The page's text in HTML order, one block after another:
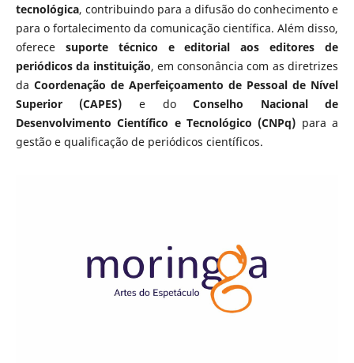
tecnológica, contribuindo para a difusão do conhecimento e
para o fortalecimento da comunicação científica. Além disso,
oferece suporte técnico e editorial aos editores de
periódicos da instituição, em consonância com as diretrizes
da Coordenação de Aperfeiçoamento de Pessoal de Nível
Superior (CAPES) e doConselho Nacional de
Desenvolvimento Científico e Tecnológico (CNPq) para a
gestão e qualificação de periódicos científicos.